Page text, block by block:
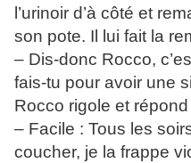
l’urinoir d’à côté et
son pote. Il lui fait la
– Dis-donc Rocco,
fais-tu pour avoir une
Rocco rigole et répond
– Facile : Tous les
coucher, je la frappe